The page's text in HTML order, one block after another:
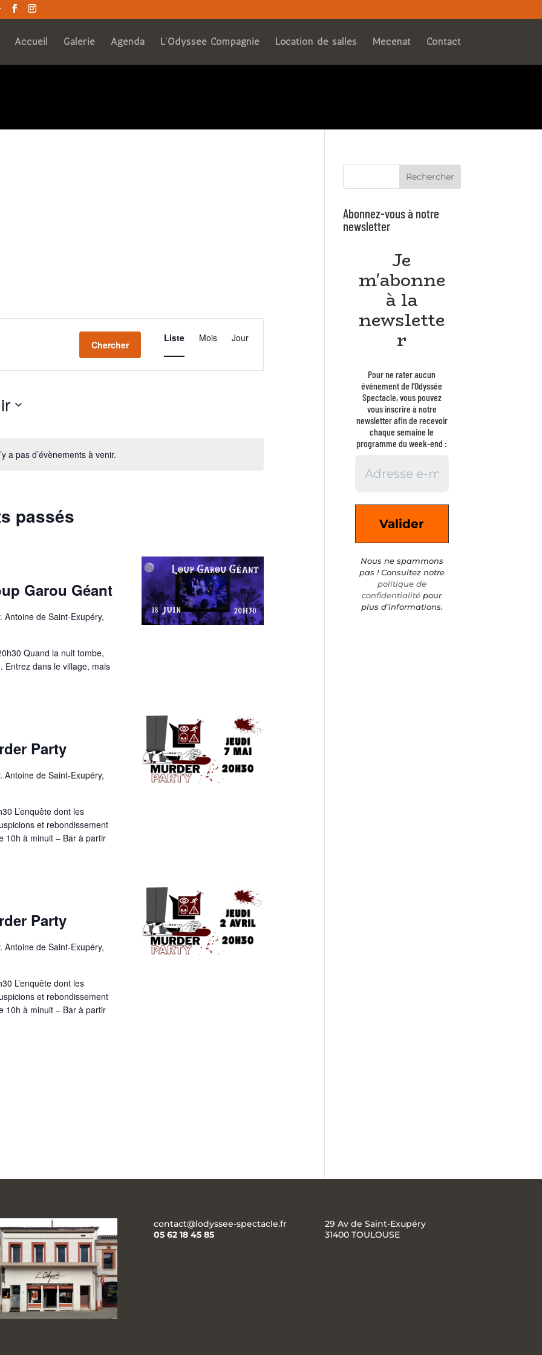
(float) cast instead in/home/clients/52e59be59da61dc73872e2f194d108bd/sites/lodyssee-spectacle.fr/wp-
(bool) cast instead in
/home/clients/52e59be59da61dc73872e2f194d108bd/sites/lodyssee-spectacle.fr/wp-
Accueil Galerie Agenda L’Odyssée Compagnie Location de salles Mécénat Contact
a pas d’évènements à venir.
Chercher
de
Évènement
Liste Mois Jour
passés
Garou Géant
Antoine de Saint-Exupéry,
Quand la nuit tombe,
dans le village, mais
Party
Antoine de Saint-Exupéry,
L’enquête dont les
et rebondissement
10h à minuit – Bar à partir
Party
Antoine de Saint-Exupéry,
L’enquête dont les
et rebondissement
10h à minuit – Bar à partir
Rechercher
Abonnez-vous à notre
newsletter
Je
m'abonne
à la
newslette
r
Pour ne rater aucun
événement de l’Odyssée
Spectacle, vous pouvez
vous inscrire à notre
newsletter afin de recevoir
chaque semaine le
programme du week-end :
Nous ne spammons
pas ! Consultez notre
politique de
confidentialité pour
plus d’informations.
contact@lodyssee-spectacle.fr
05 62 18 45 85
29 Av de Saint-Exupéry
31400 TOULOUSE